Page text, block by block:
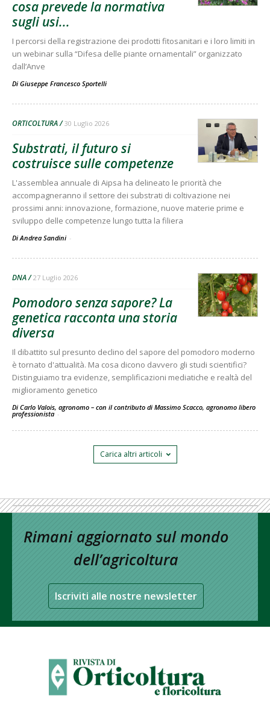
cosa prevede la normativa
sugli usi...
I percorsi della registrazione dei prodotti fitosanitari e i loro limiti in
un webinar sulla “Difesa delle piante ornamentali” organizzato
dall’Anve
Di Giuseppe Francesco Sportelli
ORTICOLTURA 30 Luglio 2026
Substrati, il futuro si
costruisce sulle competenze
L'assemblea annuale di Aipsa ha delineato le priorità che
accompagneranno il settore dei substrati di coltivazione nei
prossimi anni: innovazione, formazione, nuove materie prime e
sviluppo delle competenze lungo tutta la filiera
Di Andrea Sandini -
DNA 27 Luglio 2026
Pomodoro senza sapore? La
genetica racconta una storia
diversa
Il dibattito sul presunto declino del sapore del pomodoro moderno
è tornato d'attualità. Ma cosa dicono davvero gli studi scientifici?
Distinguiamo tra evidenze, semplificazioni mediatiche e realtà del
miglioramento genetico
Di Carlo Valois, agronomo – con il contributo di Massimo Scacco, agronomo libero
professionista -
Carica altri articoli
Rimani aggiornato sul mondo
dell’agricoltura
Iscriviti alle nostre newsletter